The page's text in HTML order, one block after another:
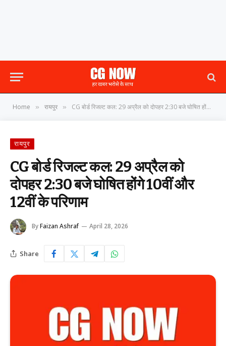
Home » रायपुर » CG बोर्ड रिजल्ट कल: 29 अप्रैल को दोपहर 2:30 बजे घोषित होंगे 10वीं और 12वीं के परिणाम
रायपुर
CG बोर्ड रिजल्ट कल: 29 अप्रैल को
दोपहर 2:30 बजे घोषित होंगे 10वीं और
12वीं के परिणाम
ByFaizan Ashraf April 28, 2026
Share